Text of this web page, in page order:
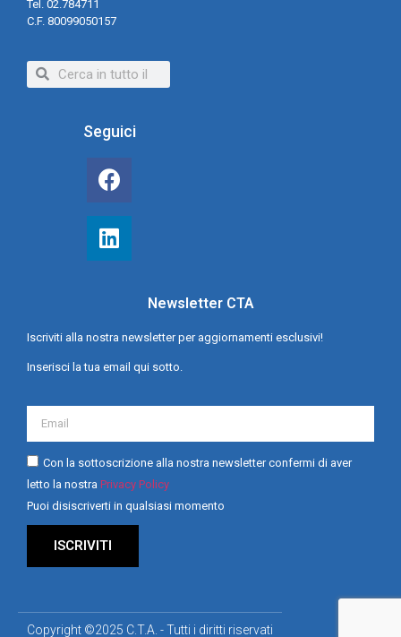
Tel. 02.784711
C.F. 80099050157
Seguici
Newsletter CTA
Iscriviti alla nostra newsletter per aggiornamenti esclusivi!
Inserisci la tua email qui sotto.
Con la sottoscrizione alla nostra newsletter confermi di aver
letto la nostra Privacy Policy
Puoi disiscriverti in qualsiasi momento
ISCRIVITI
Copyright ©2025 C.T.A. - Tutti i diritti riservati